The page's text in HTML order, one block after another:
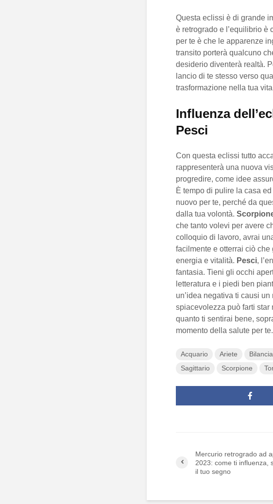
Questa eclissi è di grande
è retrogrado e l’equilibrio è
per te è che le apparenze
transito porterà qualcuno
desiderio diventerà realtà.
lancio di te stesso verso
trasformazione nella tua
Influenza
Pesci
Con questa eclissi tutto
rappresenterà una nuova
progredire, come idee
È tempo di pulire la casa
nuovo per te, perché da
dalla tua volontà.
che tanto volevi per avere
colloquio di lavoro, avrai
facilmente e otterrai ciò
energia e vitalità. Pesci,
fantasia. Tieni gli occhi
letteratura e i piedi ben
un’idea negativa ti causi
spiacevolezza può farti star
quanto ti sentirai bene,
momento della salute per te.
Acquario Ariete Bilancia
Sagittario
Scorpione
Mercurio retrogrado ad
2023: come ti influenza,
il tuo segno